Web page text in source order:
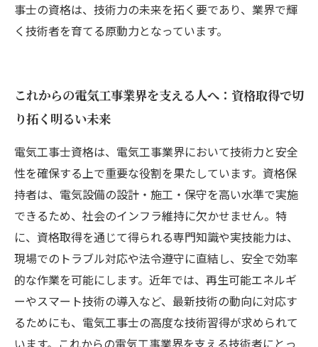
事士の資格は、技術力の未来を拓く要であり、業界で輝
く技術者を育てる原動力となっています。
これからの電気工事業界を支える人へ：資格取得で切
り拓く明るい未来
電気工事士資格は、電気工事業界において技術力と安全
性を確保する上で重要な役割を果たしています。資格保
持者は、電気設備の設計・施工・保守を高い水準で実施
できるため、社会のインフラ維持に欠かせません。特
に、資格取得を通じて得られる専門知識や実技能力は、
現場でのトラブル対応や法令遵守に直結し、安全で効率
的な作業を可能にします。近年では、再生可能エネルギ
ーやスマート技術の導入など、最新技術の動向に対応す
るためにも、電気工事士の高度な技術習得が求められて
います。これからの電気工事業界を支える技術者にとっ